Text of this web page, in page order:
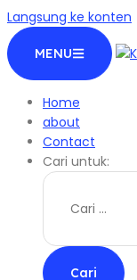
Langsung ke konten
MENU
Home
about
Contact
Cari untuk: